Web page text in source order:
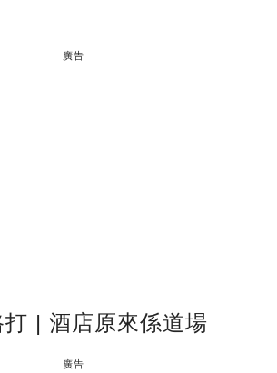
廣告
| 酒店原來係道場
廣告